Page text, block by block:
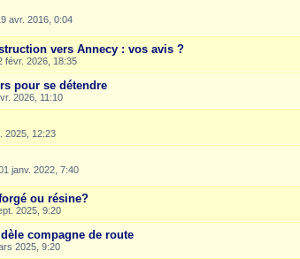
avr. 2016, 0:04
vers Annecy : vos avis ?
févr. 2026, 18:35
pour se détendre
2026, 11:10
2025, 12:23
janv. 2022, 7:40
ou résine?
2025, 9:20
compagne de route
2025, 9:20